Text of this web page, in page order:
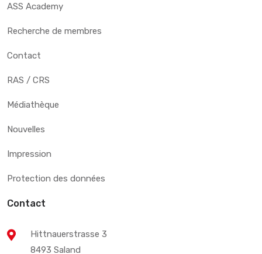
ASS Academy
Recherche de membres
Contact
RAS / CRS
Médiathèque
Nouvelles
Impression
Protection des données
Contact
Hittnauerstrasse 3
8493 Saland